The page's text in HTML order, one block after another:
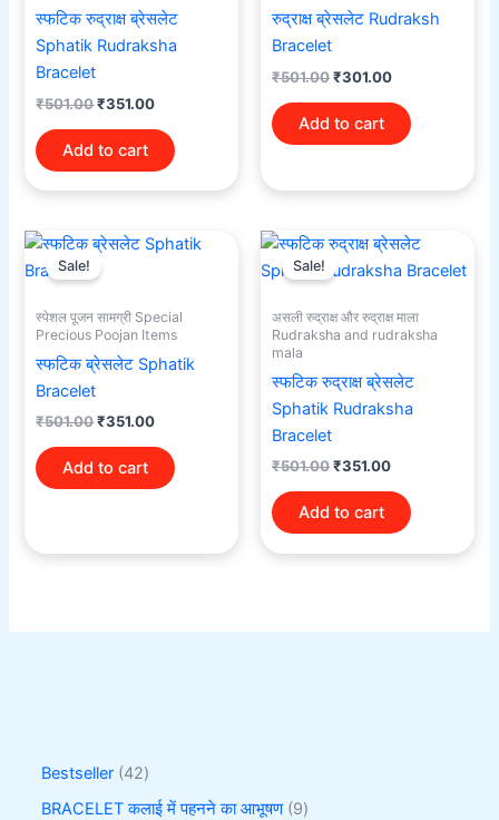
स्फटिक रुद्राक्ष ब्रेसलेट
Sphatik Rudraksha
Bracelet
₹501.00₹351.00
Add to cart
रुद्राक्ष ब्रेसलेट Rudraksh
Bracelet
₹501.00₹301.00
Add to cart
Sale!
स्पेशल पूजन सामग्री Special
Precious Poojan Items
स्फटिक ब्रेसलेट Sphatik
Bracelet
₹501.00
Original
price
was:
₹351.00
Current
price
Add to cart
Sale!
असली रुद्राक्ष और रुद्राक्ष माला
Rudraksha and rudraksha
mala
स्फटिक रुद्राक्ष ब्रेसलेट
Sphatik Rudraksha
Bracelet
₹501.00
Original
price
was:
₹351.00
Current
is:
Add to cart
Bestseller 42
BRACELET कलाई में पहनने का आभूषण 9